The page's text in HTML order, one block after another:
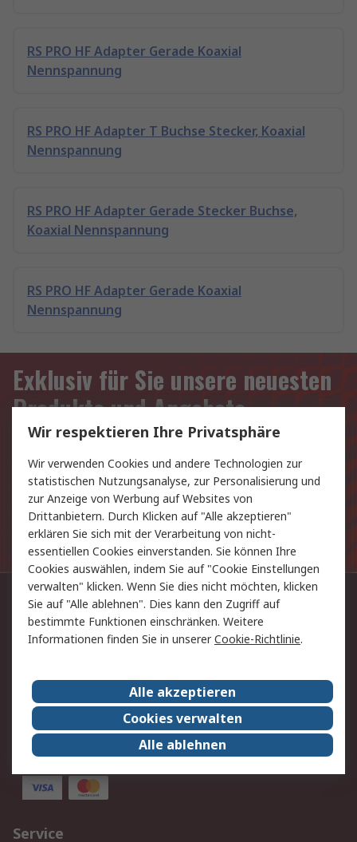
RS PRO HF Adapter Gerade Koaxial
Nennspannung
RS PRO HF Adapter T Buchse Stecker, Koaxial
Nennspannung
RS PRO HF Adapter Gerade Stecker Buchse,
Koaxial Nennspannung
RS PRO HF Adapter Gerade Koaxial
Nennspannung
Exklusiv für Sie unsere neuesten
Produkte und Angebote
E-Mail-Anschrift
Anmelden
Die personenbezogenen Daten, die Sie uns bei
Anmeldung zur Verfügung stellen, werden gemäß der
Datenschutzerklärungverarbeitet.
Kontaktieren Sie uns:
+49 (0) 69 5800 14 234
Sie finden uns auch auf:
Wir akzeptieren:
Service
Wir respektieren Ihre Privatsphäre
Wir verwenden Cookies und andere Technologien zur
statistischen Nutzungsanalyse, zur Personalisierung und
zur Anzeige von Werbung auf Websites von
Drittanbietern. Durch Klicken auf "Alle akzeptieren"
erklären Sie sich mit der Verarbeitung von nicht-
essentiellen Cookies einverstanden. Sie können Ihre
Cookies auswählen, indem Sie auf "Cookie Einstellungen
verwalten" klicken. Wenn Sie dies nicht möchten, klicken
Sie auf "Alle ablehnen". Dies kann den Zugriff auf
bestimmte Funktionen einschränken. Weitere
Informationen finden Sie in unsererCookie-Richtlinie.
Alle akzeptieren
Cookies verwalten
Alle ablehnen